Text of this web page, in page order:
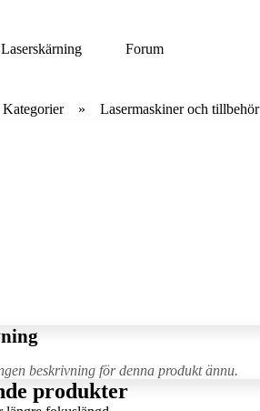
Laserskärning Forum
Kategorier Lasermaskiner och tillbehör
beskrivning för denna produkt ännu.
produkter